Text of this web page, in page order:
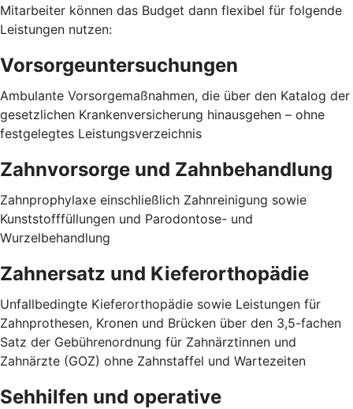
Mitarbeiter können das Budget dann flexibel für folgende
Leistungen nutzen:
Vorsorgeuntersuchungen
Ambulante Vorsorgemaßnahmen, die über den Katalog der
gesetzlichen Krankenversicherung hinausgehen – ohne
festgelegtes Leistungsverzeichnis
Zahnvorsorge und Zahnbehandlung
Zahnprophylaxe einschließlich Zahnreinigung sowie
Kunststofffüllungen und Parodontose- und
Wurzelbehandlung
Zahnersatz und Kieferorthopädie
Unfallbedingte Kieferorthopädie sowie Leistungen für
Zahnprothesen, Kronen und Brücken über den 3,5-fachen
Satz der Gebührenordnung für Zahnärztinnen und
Zahnärzte (GOZ) ohne Zahnstaffel und Wartezeiten
Sehhilfen und operative